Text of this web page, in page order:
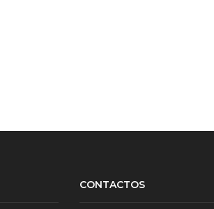
CONTACTOS